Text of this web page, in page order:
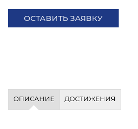
ОСТАВИТЬ ЗАЯВКУ
ОПИСАНИЕ ДОСТИЖЕНИЯ